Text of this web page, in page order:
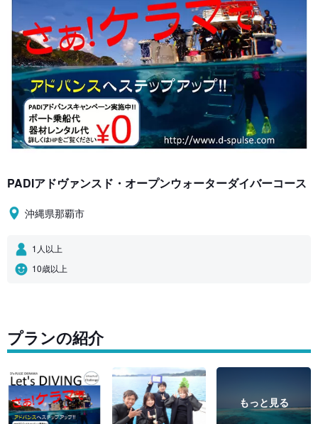
PADIアドヴァンスド・オープンウォーターダイバーコース
沖縄県那覇市
1人以上
10歳以上
プランの紹介
もっと見る